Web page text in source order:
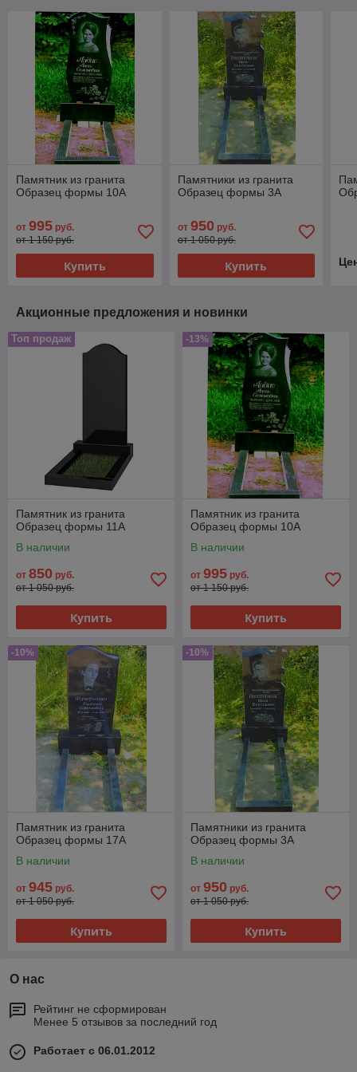
Памятник из гранита
Образец формы 10А
от 995 руб.
от 1 150 руб.
Купить
Памятники из гранита
Образец формы 3А
от 950 руб.
от 1 050 руб.
Купить
Акционные предложения и новинки
Топ продаж
Памятник из гранита
Образец формы 11А
В наличии
от 850 руб.
от 1 050 руб.
Купить
-13%
Памятник из гранита
Образец формы 10А
В наличии
от 995 руб.
от 1 150 руб.
Купить
-10%
Памятник из гранита
Образец формы 17А
В наличии
от 945 руб.
от 1 050 руб.
Купить
-10%
Памятники из гранита
Образец формы 3А
В наличии
от 950 руб.
от 1 050 руб.
Купить
О нас
Рейтинг не сформирован
Менее 5 отзывов за последний год
Работает с 06.01.2012